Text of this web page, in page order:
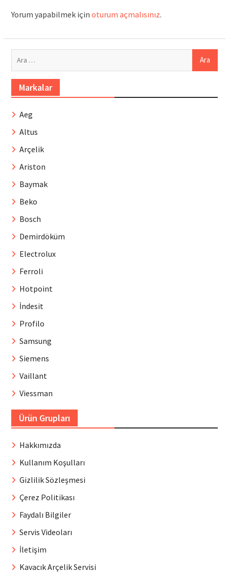
Yorum yapabilmek için oturum açmalısınız.
Markalar
Aeg
Altus
Arçelik
Ariston
Baymak
Beko
Bosch
Demirdöküm
Electrolux
Ferroli
Hotpoint
İndesit
Profilo
Samsung
Siemens
Vaillant
Viessman
Ürün Grupları
Hakkımızda
Kullanım Koşulları
Gizlilik Sözleşmesi
Çerez Politikası
Faydalı Bilgiler
Servis Videoları
İletişim
Kavacık Arçelik Servisi